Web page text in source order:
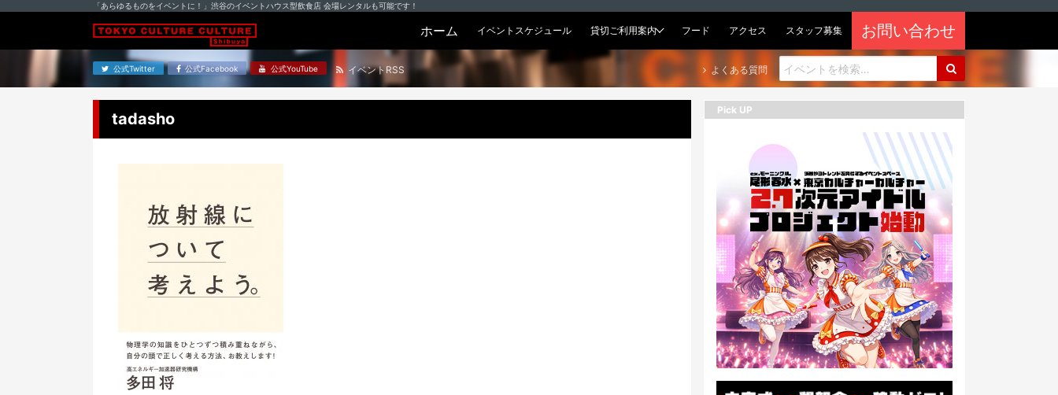
「あらゆるものをイベントに！」渋谷のイベントハウス型飲食店 会場レンタルも可能です！
ホーム イベントスケジュール 貸切ご利用案内 フード アクセス スタッフ募集 お問い合わせ
公式Twitter 公式Facebook 公式YouTube イベントRSS よくある質問
tadasho Pick UP